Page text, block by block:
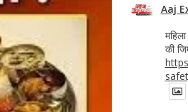
Aaj
की